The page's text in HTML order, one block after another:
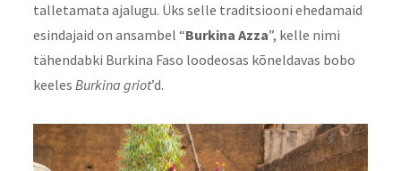
talletamata ajalugu. Üks selle traditsiooni ehedamaid
esindajaid on ansambel “Burkina Azza”, kelle nimi
tähendabki Burkina Faso loodeosas kõneldavas bobo
keeles Burkina griot’d.